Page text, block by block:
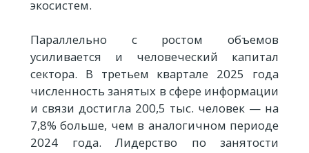
экосистем.
Параллельно с ростом объемов
усиливается и человеческий капитал
сектора. В третьем квартале 2025 года
численность занятых в сфере информации
и связи достигла 200,5 тыс. человек — на
7,8% больше, чем в аналогичном периоде
2024 года. Лидерство по занятости